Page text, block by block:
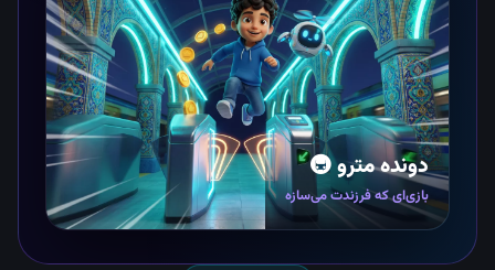
دونده مترو 🚇
بازی‌ای که فرزندت می‌سازه